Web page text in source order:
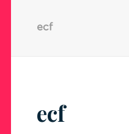
ecf
ecf